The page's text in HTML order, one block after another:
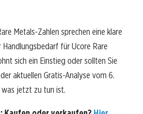
Metals-Zahlen sprechen eine klare
Handlungsbedarf für Ucore Rare
sich ein Einstieg oder sollten Sie
aktuellen Gratis-Analyse vom 6.
jetzt zu tun ist.